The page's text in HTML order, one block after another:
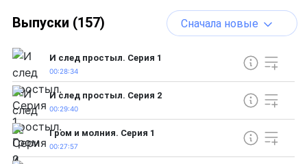
Выпуски (157) Сначала новые
И след простыл. Серия 1
00:28:34
И след простыл. Серия 2
00:29:40
Гром и молния. Серия 1
00:27:57